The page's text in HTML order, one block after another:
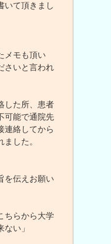
いて頂きまし
メモも頂い
さいと言われ
した所、患者
可能で通院先
連絡してから
した。
を伝えお願い
ちらから大学
い」